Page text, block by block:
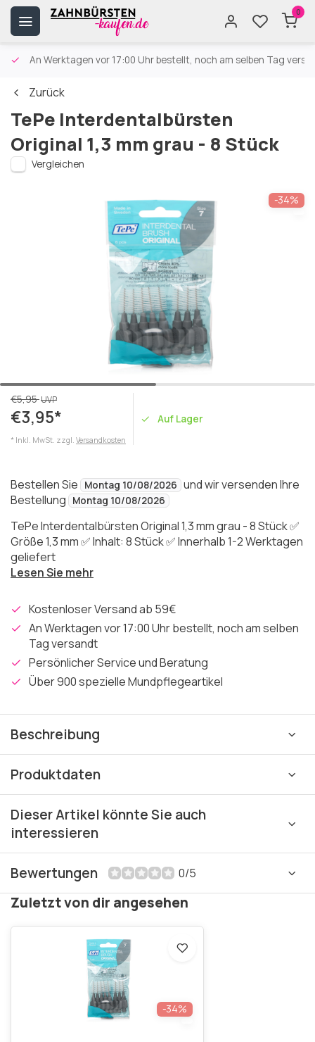
0
An Werktagen vor 17:00 Uhr bestellt, noch am selben Tag
Zurück
TePe Interdentalbürsten
Original 1,3 mm grau - 8 Stück
Vergleichen
-34%
€5,95UVP
€3,95*
* Inkl. MwSt. zzgl. Versandkosten
Auf Lager
Bestellen Sie Montag 10/08/2026 und wir versenden Ihre
Bestellung
Montag 10/08/2026
TePe Interdentalbürsten Original 1,3 mm grau - 8 Stück ✅
Größe 1,3 mm ✅ Inhalt: 8 Stück ✅ Innerhalb 1-2 Werktagen
geliefert
Lesen Sie mehr
Kostenloser Versand ab 59€
An Werktagen vor 17:00 Uhr bestellt, noch am selben
Tag versandt
Persönlicher Service und Beratung
Über 900 spezielle Mundpflegeartikel
Beschreibung
Produktdaten
Dieser Artikel könnte Sie auch
interessieren
Bewertungen 0/5
Zuletzt von dir angesehen
-34%